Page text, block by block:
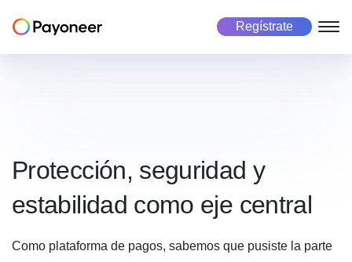
Regístrate
Protección, seguridad y
estabilidad como eje central
Como plataforma de pagos, sabemos que pusiste la parte
Recibir pagos
Manejo de empleados globales
Pagos masivosPaga en más de 190 países
Convierte monedasPagos multimoneda
Riesgo y fraudeAsegura cada transacción
Precios